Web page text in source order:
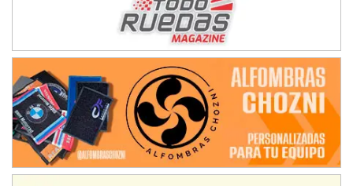
José Samuel Sánchez (Tierra)
TUCUMANO - F5
Juan Navarro (Asfalto)
El Timbó (Tucumán)
COBERTURA ESPECIAL DE E-KART.COM.AR
08/09-AGO
IAME SERIES ARGENTINA 6
Ramiro Tot (Asfalto)